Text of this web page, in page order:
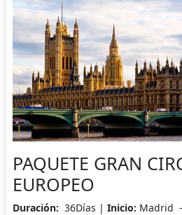
PAQUETE GRAN
EUROPEO
Duración: 36Días | Inicio: Madrid